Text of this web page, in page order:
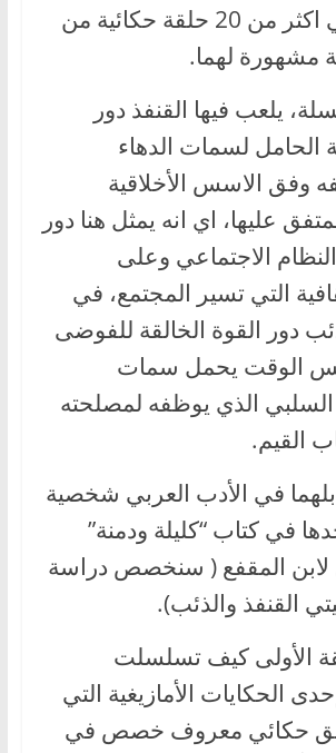
الادب الحكائي اكثر من 20 حلقة حكائية من
مشهورة لهما.
يلعب فيها القنفذ دور
الحامل لسمات الدهاء
وفق الاسس الأخلاقية
عليها، اي انه يمثل هنا دور
الاجتماعي وعلى
التي تسير المجتمع، في
دور القوة الخالقة للفوضى
الوقت يحمل سمات
السلبي الذي يوظفه لمصلحته
القيم.
في الأدب العربي شخصية
في كتاب “كليلة ودمنة”
لابن المقفع ( سنخصص دراسة
القنفذ والذئب).
الأولى كيف تسلسلت
الحكايات الأمازيغية التي
حكائي معروف خصص في